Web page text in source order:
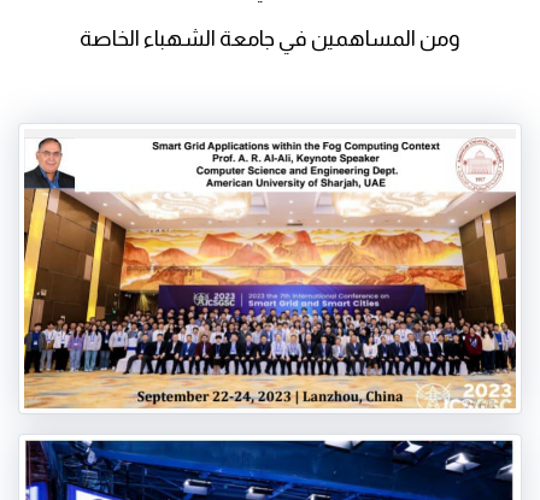
ومن المساهمين في جامعة الشهباء الخاصة